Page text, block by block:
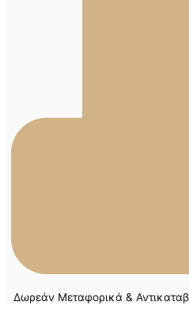
Δωρεάν Μεταφορικά &